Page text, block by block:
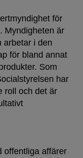
för
Myndigheten är
arbetar i den
för bland annat
Som
har
roll och det är
offentliga affärer